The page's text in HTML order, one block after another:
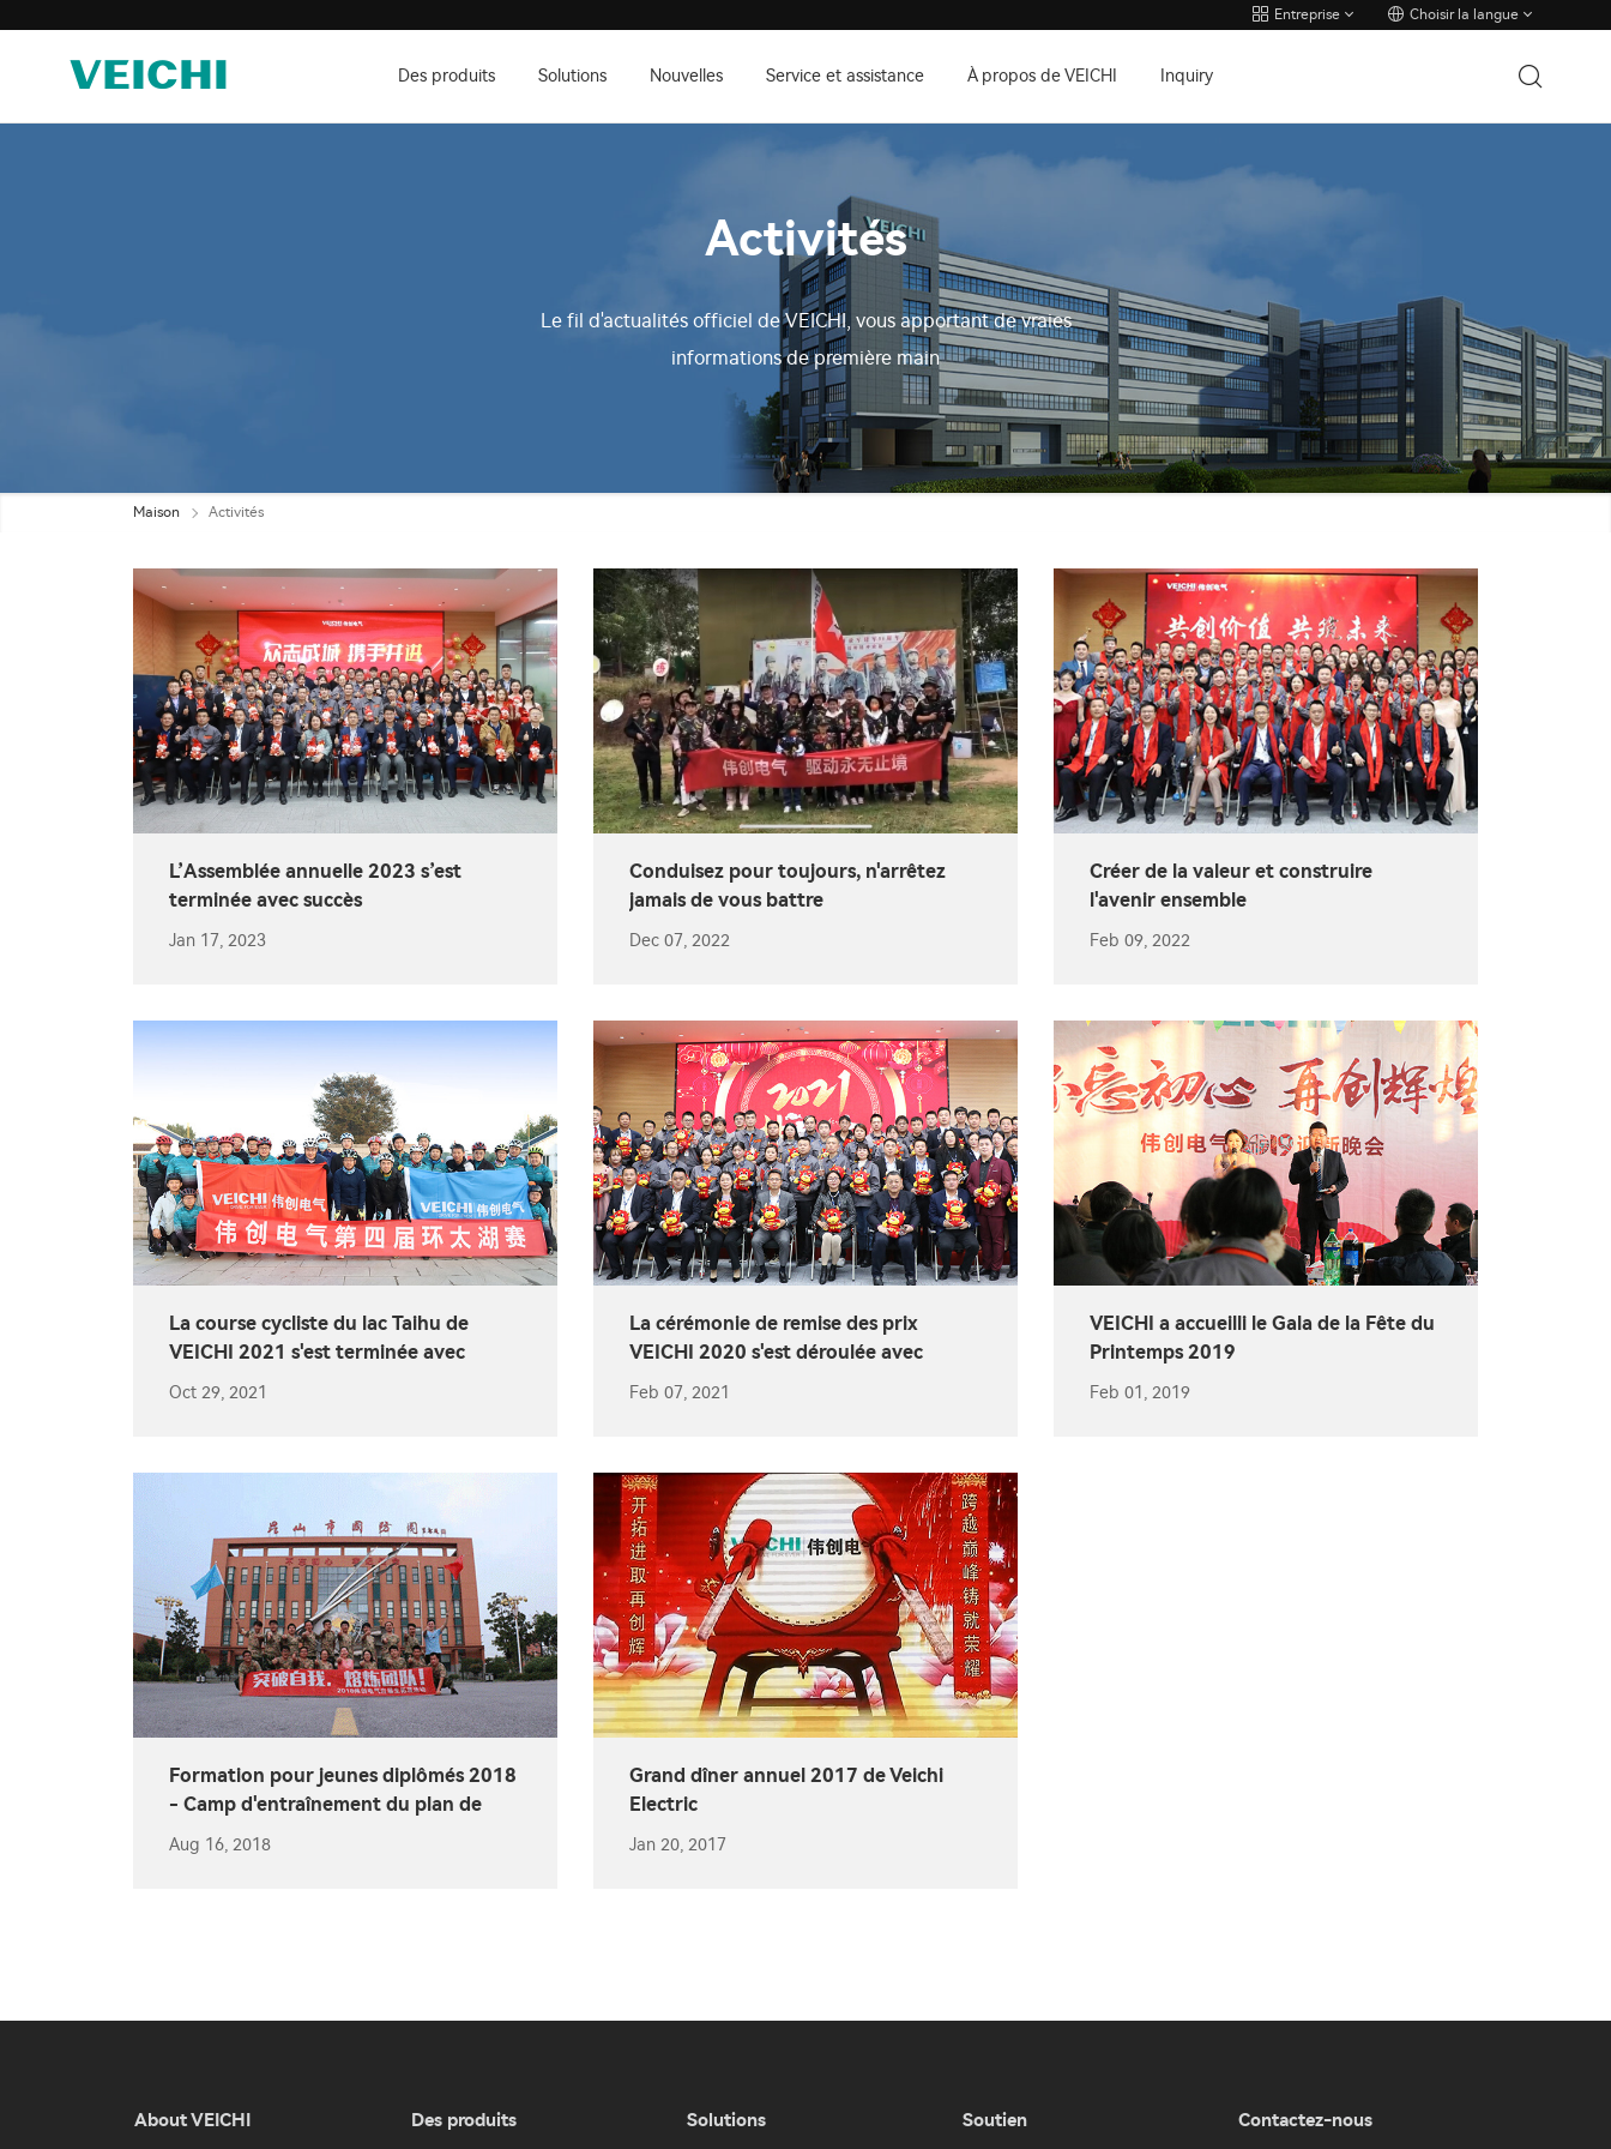
Entreprise Choisir la langue
Des produits Solutions Nouvelles Service et assistance À propos de VEICHI Inquiry
Activités
Le fil d'actualités officiel de VEICHI, vous apportant de vraies
informations de première main
Maison Activités
L’Assemblée annuelle 2023 s’est
terminée avec succès
Jan 17, 2023
Conduisez pour toujours, n'arrêtez
jamais de vous battre
Dec 07, 2022
Créer de la valeur et construire
l'avenir ensemble
Feb 09, 2022
La course cycliste du lac Taihu de
VEICHI 2021 s'est terminée avec
succès
Oct 29, 2021
La cérémonie de remise des prix
VEICHI 2020 s'est déroulée avec
succès
Feb 07, 2021
VEICHI a accueilli le Gala de la Fête du
Printemps 2019
Feb 01, 2019
Formation pour jeunes diplômés 2018
- Camp d'entraînement du plan de
départ
Aug 16, 2018
Grand dîner annuel 2017 de Veichi
Electric
Jan 20, 2017
About VEICHI Des produits Solutions Soutien Contactez-nous